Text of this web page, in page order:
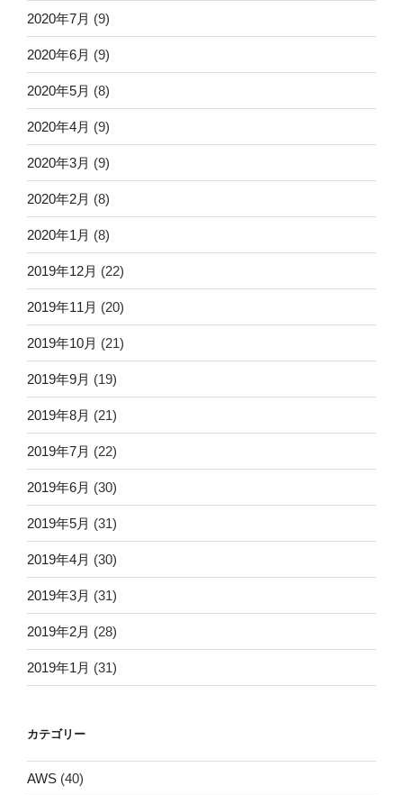
2020年7月 (9)
2020年6月 (9)
2020年5月 (8)
2020年4月 (9)
2020年3月 (9)
2020年2月 (8)
2020年1月 (8)
2019年12月 (22)
2019年11月 (20)
2019年10月 (21)
2019年9月 (19)
2019年8月 (21)
2019年7月 (22)
2019年6月 (30)
2019年5月 (31)
2019年4月 (30)
2019年3月 (31)
2019年2月 (28)
2019年1月 (31)
カテゴリー
AWS (40)